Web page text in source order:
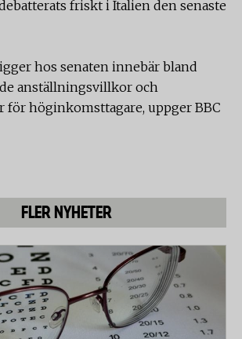
friskt i Italien den senaste
hos senaten innebär bland
anställningsvillkor och
för höginkomsttagare, uppger BBC
FLER NYHETER